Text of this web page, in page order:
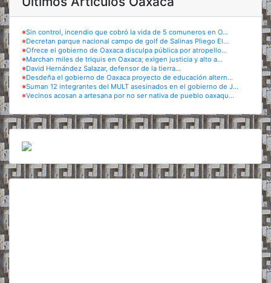
※Sin control, incendio que cobró la vida de 5 comuneros en O...
※Decretan parque nacional campo de golf de Salinas Pliego El...
※Ofrece el gobierno de Oaxaca disculpa pública por atropello...
※Marchan miles de triquis en Oaxaca; exigen justicia y alto a...
※David Hernández Salazar, defensor de la tierra...
※Desdeña el gobierno de Oaxaca proyecto de educación altern...
※Suman 12 integrantes del MULT asesinados en el gobierno de J...
※Vecinos acosan a artesana por no ser nativa de pueblo oaxaqu...